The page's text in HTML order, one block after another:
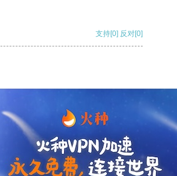
支持[0] 反对[0]
支持 [0] 反对 [0]